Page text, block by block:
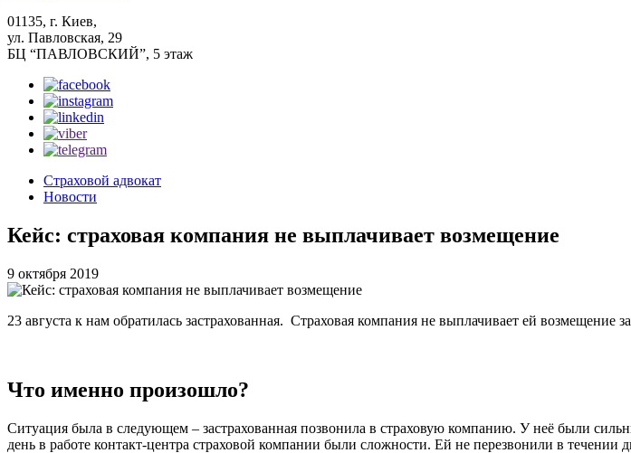
01135, г. Киев,
ул. Павловская, 29
БЦ “ПАВЛОВСКИЙ”, 5 этаж
Страховой адвокат
Новости
Кейс: страховая компания не выплачивает возмещение
9 октября 2019
23 августа к нам обратилась застрахованная. Страховая компания не выплачивает ей возмещение
Что именно произошло?
Ситуация была в следующем – застрахованная позвонила в страховую компанию. У неё были
день в работе контакт-центра страховой компании были сложности. Ей не перезвонили в течении